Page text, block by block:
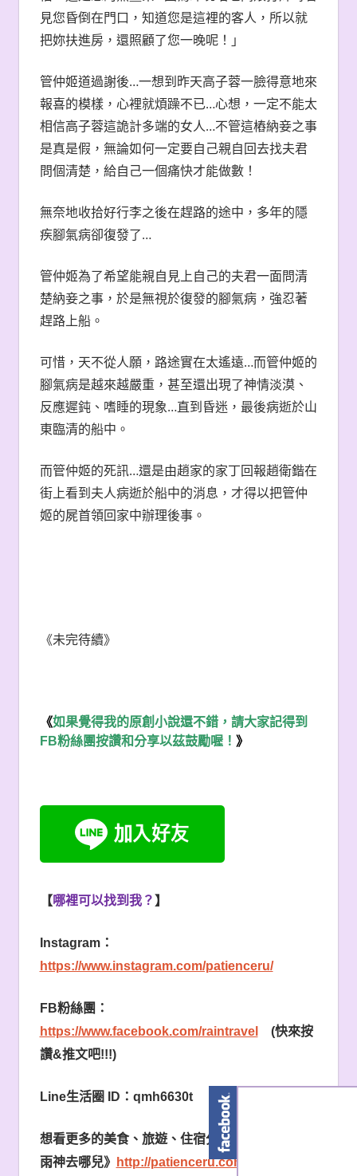
見您昏倒在門口，知道您是這裡的客人，所以就
把妳扶進房，還照顧了您一晚呢！」
管仲姬道過謝後…一想到昨天高子蓉一臉得意地來
報喜的模樣，心裡就煩躁不已…心想，一定不能太
相信高子蓉這詭計多端的女人…不管這樁納妾之事
是真是假，無論如何一定要自己親自回去找夫君
問個清楚，給自己一個痛快才能做數！
無奈地收拾好行李之後在趕路的途中，多年的隱
疾腳氣病卻復發了…
管仲姬為了希望能親自見上自己的夫君一面問清
楚納妾之事，於是無視於復發的腳氣病，強忍著
趕路上船。
可惜，天不從人願，路途實在太遙遠…而管仲姬的
腳氣病是越來越嚴重，甚至還出現了神情淡漠、
反應遲鈍、嗜睡的現象…直到昏迷，最後病逝於山
東臨清的船中。
而管仲姬的死訊…還是由趙家的家丁回報趙衛鍇在
街上看到夫人病逝於船中的消息，才得以把管仲
姬的屍首領回家中辦理後事。
《未完待續》
《如果覺得我的原創小說還不錯，請大家記得到
FB粉絲團按讚和分享以茲鼓勵喔！ 》
【哪裡可以找到我？ 】
Instagram：
https://www.instagram.com/patienceru/
FB粉絲團：
https://www.facebook.com/raintravel
(快來按
讚&推文吧!!!)
Line生活圈 ID ： qmh6630t
想看更多的美食、旅遊、住宿分享，盡在《吃貨
雨神去哪兒》
http://patienceru.com